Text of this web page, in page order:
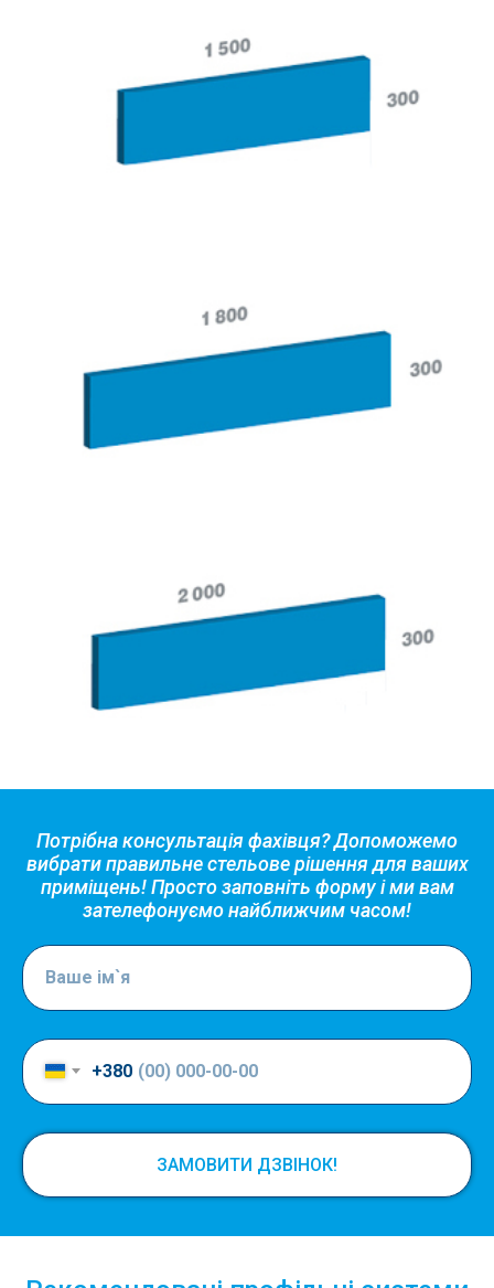
Потрібна консультація фахівця? Допоможемо
вибрати правильне стельове рішення для ваших
приміщень! Просто заповніть форму і ми вам
зателефонуємо найближчим часом!
+380
ЗАМОВИТИ ДЗВІНОК!